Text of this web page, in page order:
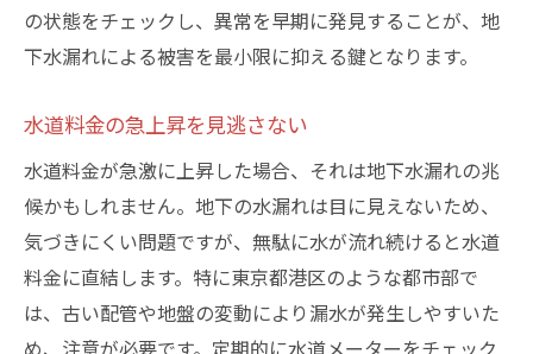
保証内容をしっかり確認する
地元密着型の業者のメリット
日常的にできる地下水漏れチェックポイントと
対策
定期的な点検で安心を保つ方法
DIYでできる簡単なチェック法
見落としがちなポイントを押さえる
早期発見に役立つ道具の紹介
の状態をチェックし、異常を早期に発見することが、地
下水漏れによる被害を最小限に抑える鍵となります。
水道料金の急上昇を見逃さない
水道料金が急激に上昇した場合、それは地下水漏れの兆
候かもしれません。地下の水漏れは目に見えないため、
気づきにくい問題ですが、無駄に水が流れ続けると水道
料金に直結します。特に東京都港区のような都市部で
は、古い配管や地盤の変動により漏水が発生しやすいた
め、注意が必要です。定期的に水道メーターをチェック